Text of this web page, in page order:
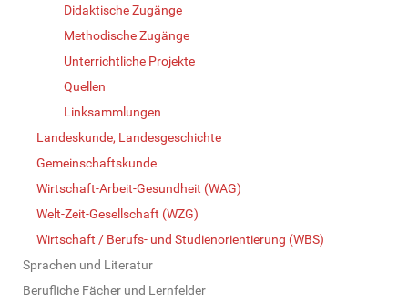
Didaktische Zugänge
Methodische Zugänge
Unterrichtliche Projekte
Quellen
Linksammlungen
Landeskunde, Landesgeschichte
Gemeinschaftskunde
Wirtschaft-Arbeit-Gesundheit (WAG)
Welt-Zeit-Gesellschaft (WZG)
Wirtschaft / Berufs- und Studienorientierung (WBS)
Sprachen und Literatur
Berufliche Fächer und Lernfelder